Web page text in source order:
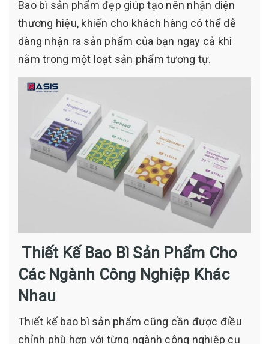
Bao bì sản phẩm đẹp giúp tạo nên nhận diện
thương hiệu, khiến cho khách hàng có thể dễ
dàng nhận ra sản phẩm của bạn ngay cả khi
nằm trong một loạt sản phẩm tương tự.
Thiết Kế Bao Bì Sản Phẩm Cho
Các Ngành Công Nghiệp Khác
Nhau
Thiết kế bao bì sản phẩm cũng cần được điều
chỉnh phù hợp với từng ngành công nghiệp cụ